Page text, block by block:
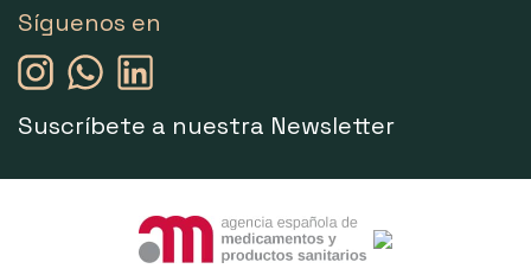
Síguenos en
Suscríbete a nuestra Newsletter